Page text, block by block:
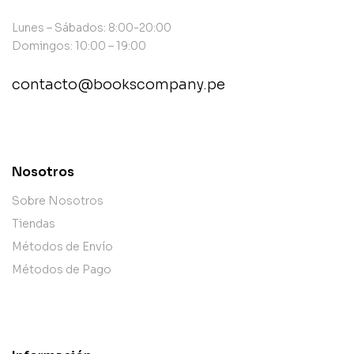
Lunes – Sábados: 8:00-20:00
Domingos: 10:00 – 19:00
contacto@bookscompany.pe
Nosotros
Sobre Nosotros
Tiendas
Métodos de Envío
Métodos de Pago